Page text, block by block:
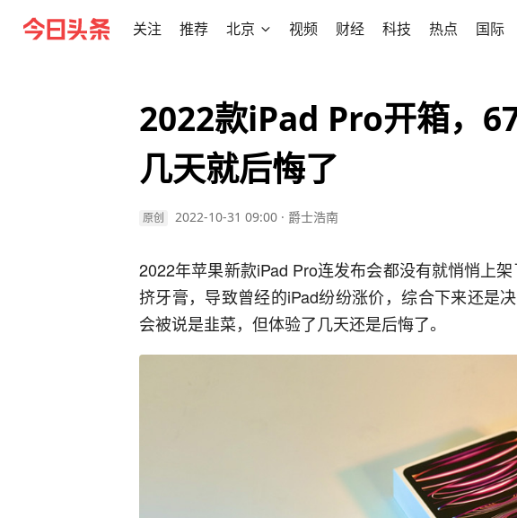
关注 推荐 北京 视频 财经 科技 热点 国际
2022款iPad Pro开箱，
几天就后悔了
原创 2022-10-31 09:00 · 爵士浩南
2022年苹果新款iPad Pro连发布会都没有就悄悄上
挤牙膏，导致曾经的iPad纷纷涨价，综合下来还是
会被说是韭菜，但体验了几天还是后悔了。